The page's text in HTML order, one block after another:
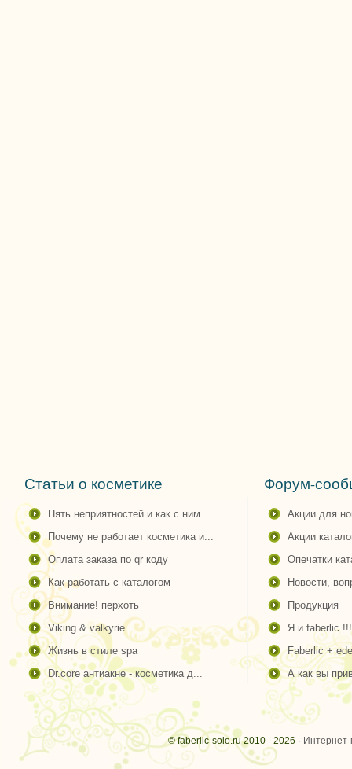
Статьи о косметике
пять неприятностей и как с ним...
почему не работает косметика и...
оплата заказа по qr коду
как работать с каталогом
внимание! перхоть
viking & valkyrie
жизнь в стиле spa
dr.core антиакне - косметика д...
Форум-
акции для
акции
опечатки
новости,
продукция
я и faberlic !!!
faberlic +
а как вы
© faberlic-solo.ru 2010 - 2026 ·